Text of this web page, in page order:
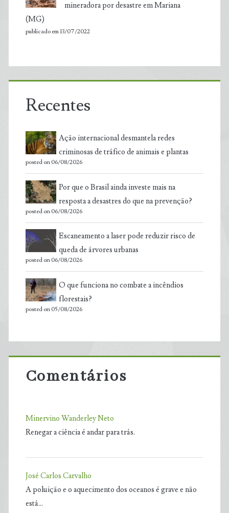
mineradora por desastre em Mariana
(MG)
publicado em 13/07/2022
Recentes
Ação internacional desmantela redes
criminosas de tráfico de animais e plantas
posted on 06/08/2026
Por que o Brasil ainda investe mais na
resposta a desastres do que na prevenção?
posted on 06/08/2026
Escaneamento a laser pode reduzir risco de
queda de árvores urbanas
posted on 06/08/2026
O que funciona no combate a incêndios
florestais?
posted on 05/08/2026
Comentários
Minervino Wanderley Neto
Renegar a ciência é andar para trás.
José Carlos Carvalho
A poluição e o aquecimento dos oceanos é grave e não
está…